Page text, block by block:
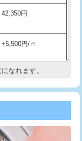
5,500円
11,000円
44,000円
42,350円
+5,500円/ｍ
現地調査
+3,300円
なれます。